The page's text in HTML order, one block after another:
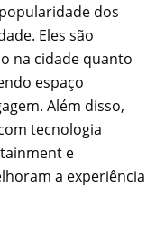
dos
Eles são
na cidade quanto
espaço
Além disso,
tecnologia
e
a experiência